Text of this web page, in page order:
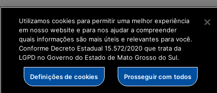
get_footer();
Utilizamos cookies para permitir uma melhor experiência
em nosso website e para nos ajudar a compreender
quais informações são mais úteis e relevantes para você.
Conforme Decreto Estadual 15.572/2020 que trata da
LGPD no Governo do Estado de Mato Grosso do Sul.
Definições de cookies Prosseguir com todos